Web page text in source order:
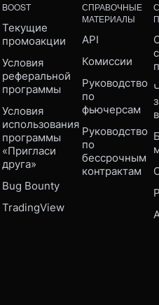
BOOST
Текущие
промоакции
Условия
реферальной
программы
Условия
использования
программы
«Пригласи
друга»
Bug Bounty
TradingView
СПРАВОЧНЫЕ
МАТЕРИАЛЫ
API
Комиссии
Руководство
по
фьючерсам
Руководство
по
бессрочным
контрактам